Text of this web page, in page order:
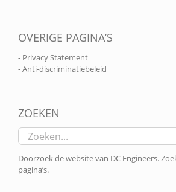
OVERIGE PAGINA’S
- Privacy Statement
- Anti-discriminatiebeleid
ZOEKEN
Zoeken
naar:
Doorzoek de website van DC Engineers.
pagina’s.